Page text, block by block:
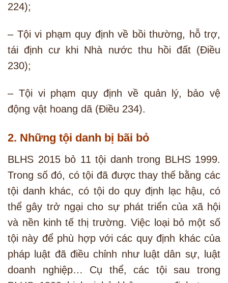
224);
– Tội vi phạm quy định về bồi thường, hỗ trợ,
tái định cư khi Nhà nước thu hồi đất (Điều
230);
– Tội vi phạm quy định về quản lý, bảo vệ
động vật hoang dã (Điều 234).
2. Những tội danh bị bãi bỏ
BLHS 2015 bỏ 11 tội danh trong BLHS 1999.
Trong số đó, có tội đã được thay thế bằng các
tội danh khác, có tội do quy định lạc hậu, có
thể gây trở ngại cho sự phát triển của xã hội
và nền kinh tế thị trường. Việc loại bỏ một số
tội này để phù hợp với các quy định khác của
pháp luật đã điều chỉnh như luật dân sự, luật
doanh nghiệp… Cụ thể, các tội sau trong